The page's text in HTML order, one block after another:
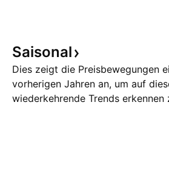
Saisonal
Dies zeigt die Preisbewegungen
vorherigen Jahren an, um auf
wiederkehrende Trends erkennen